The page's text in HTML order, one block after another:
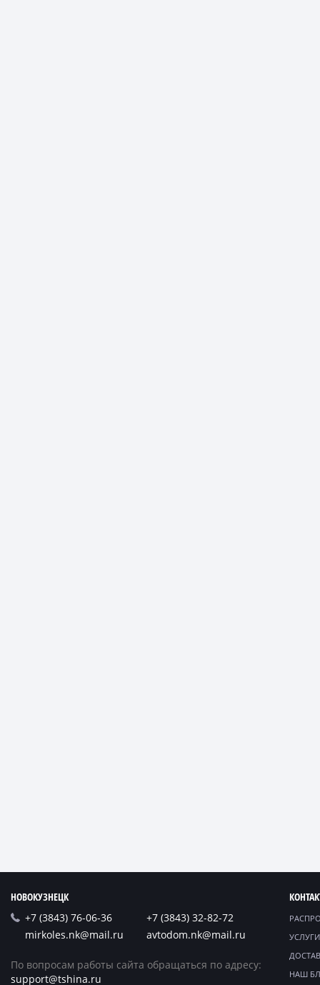
НОВОКУЗНЕЦК
+7 (3843) 76-06-36
+7 (3843) 32-82-72
mirkoles.nk@mail.ru
avtodom.nk@mail.ru
По вопросам работы сайта обращаться по адресу:
support@tshina.ru
НАШ